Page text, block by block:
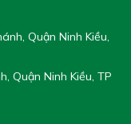
Quận Ninh Kiều,
Quận Ninh Kiều, TP